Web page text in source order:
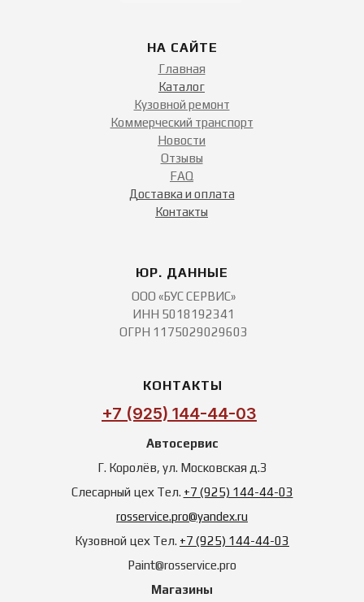
Главная
Каталог
Кузовной ремонт
Коммерческий транспорт
Новости
Отзывы
FAQ
Доставка и оплата
Контакты
Автосервис
Г. Королёв, ул. Московская д.3
Слесарный цех Тел. +7 (925) 144-44-03
rosservice.pro@yandex.ru
‪Кузовной цех Тел. +7 (925) 144-44-03
Paint@rosservice.pro
Магазины
ЮР. ДАННЫЕ
ООО «БУС СЕРВИС»
ИНН 5018192341
ОГРН 1175029029603
НА САЙТЕ
КОНТАКТЫ
+7 (925) 144-44-03